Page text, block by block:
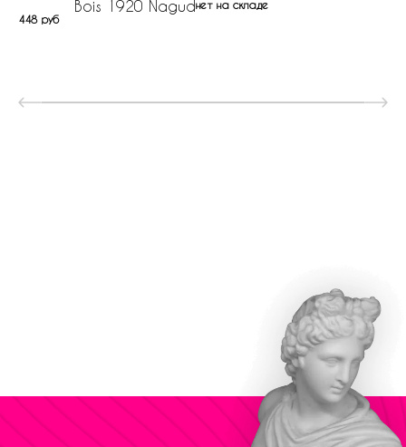
Bois 1920 Nagud
448 руб
нет на складе